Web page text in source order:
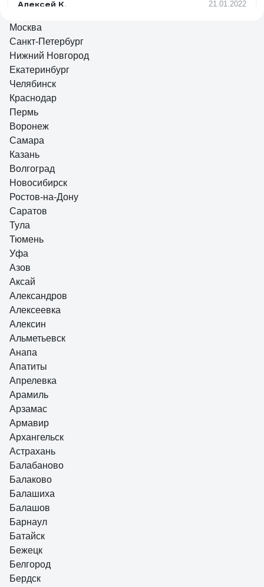
Алексей К. 21.01.2022
крышек подпорок для рассеивателя в торцах светильника.
Такие штуки вечно сохли, трескались и отваливались, а
рассеиватель падал и разбивался. Сейчас такого в этом
светильнике нет.
Отзыв о светильнике Elektrostandard 2194
MR16, SL/WH зеркальный/белый a036801
Анастасия О.
Мне понравились
Москва
Санкт-Петербург
Нижний Новгород
Екатеринбург
Челябинск
Краснодар
Пермь
Воронеж
Самара
Казань
Волгоград
Новосибирск
Ростов-на-Дону
Саратов
Тула
Тюмень
Уфа
Азов
Аксай
Александров
Алексеевка
Алексин
Альметьевск
Анапа
Апатиты
Апрелевка
Арамиль
Арзамас
Армавир
Архангельск
Астрахань
Балабаново
Балаково
Балашиха
Балашов
Барнаул
Батайск
Бежецк
Белгород
Бердск